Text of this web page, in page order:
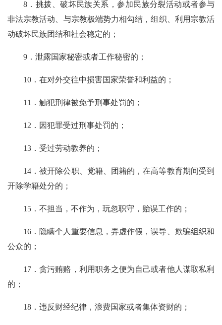
8．挑拨、破坏民族关系，参加民族分裂活动或者参与
非法宗教活动、与宗教极端势力相勾结，组织、利用宗教活
动破坏民族团结和社会稳定的；
9．泄露国家秘密或者工作秘密的；
10．在对外交往中损害国家荣誉和利益的；
11．触犯刑律被免予刑事处罚的；
12．因犯罪受过刑事处罚的；
13．受过劳动教养的；
14．被开除公职、党籍、团籍的，在高等教育期间受到
开除学籍处分的；
15．不担当，不作为，玩忽职守，贻误工作的；
16．隐瞒个人重要信息，弄虚作假，误导、欺骗组织和
公众的；
17．贪污贿赂，利用职务之便为自己或者他人谋取私利
的；
18．违反财经纪律，浪费国家或者集体资财的；